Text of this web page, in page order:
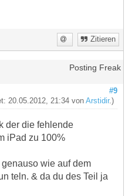
Zitieren
Posting Freak
#9
20.05.2012, 21:34 vonArstidir.)
der die fehlende
iPad zu 100%
wie auf dem
teln. & da du des Teil ja